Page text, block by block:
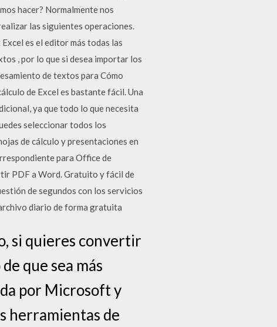
hacer? Normalmente nos
las siguientes operaciones.
es el editor más todas las
, por lo que si desea importar los
de textos para Cómo
de Excel es bastante fácil. Una
ya que todo lo que necesita
seleccionar todos los
de cálculo y presentaciones en
para Office de
PDF a Word. Gratuito y fácil de
de segundos con los servicios
diario de forma gratuita
si quieres convertir
que sea más
por Microsoft y
herramientas de